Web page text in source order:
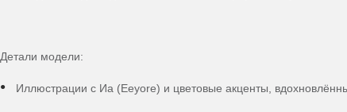
Детали модели:
Иллюстрации с Иа (Eeyore) и цветовые акценты,